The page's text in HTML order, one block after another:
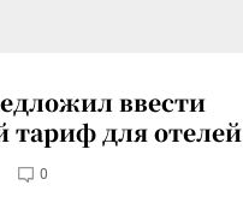
ввести
тариф для отелей
0